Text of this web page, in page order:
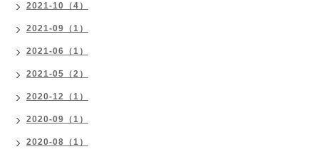
2021-10（4）
2021-09（1）
2021-06（1）
2021-05（2）
2020-12（1）
2020-09（1）
2020-08（1）